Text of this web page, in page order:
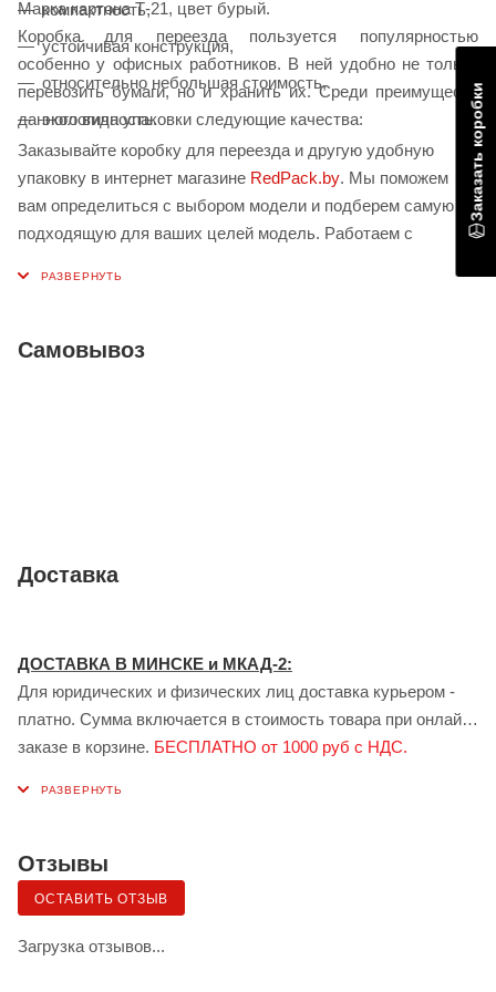
Марка картона Т-21, цвет бурый.
Коробка для переезда пользуется популярностью
особенно у офисных работников. В ней удобно не только
перевозить бумаги, но и хранить их. Среди преимуществ
данного вида упаковки следующие качества:
компактность,
устойчивая конструкция,
относительно небольшая стоимость,
экологичность.
Заказывайте коробку для переезда и другую удобную
упаковку в интернет магазине RedPack.by. Мы поможем
вам определиться с выбором модели и подберем самую
подходящую для ваших целей модель. Работаем с
Самовывоз
Доставка
ДОСТАВКА В МИНСКЕ и МКАД-2:
Для юридических и физических лиц доставка курьером -
платно. Сумма включается в стоимость товара при онлайн
заказе в корзине. БЕСПЛАТНО от 1000 руб с НДС.
менеджером при заказе.
Доставка сервисом ЯНДЕКС:
Также возможна доставка грузов для физических лиц в
Минске и Гомеле — сервисом «Яндекс.Доставка» (клиент
Отзывы
ОСТАВИТЬ ОТЗЫВ
Загрузка отзывов...
Заказать коробки